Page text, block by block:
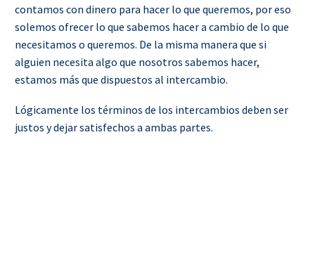
contamos con dinero para hacer lo que queremos, por eso
solemos ofrecer lo que sabemos hacer a cambio de lo que
necesitamos o queremos. De la misma manera que si
alguien necesita algo que nosotros sabemos hacer,
estamos más que dispuestos al intercambio.
Lógicamente los términos de los intercambios deben ser
justos y dejar satisfechos a ambas partes.